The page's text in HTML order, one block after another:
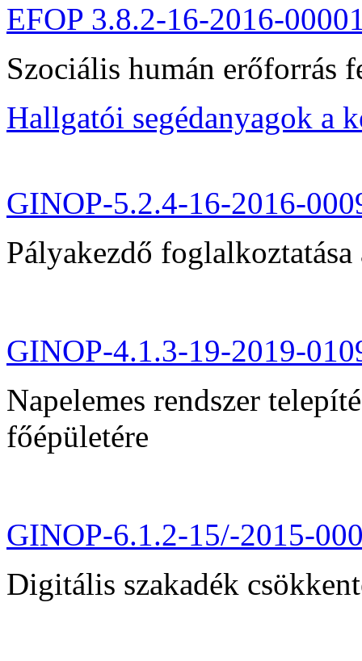
EFOP 3.8.2-16-2016-
Szociális humán erőforrás
Hallgatói segédanyagok a
GINOP-5.2.4-16-2016-
Pályakezdő
GINOP-4.1.3-19-2019-
Napelemes rendszer
főépületére
GINOP-6.1.2-15/-2015-
Digitális szakadék